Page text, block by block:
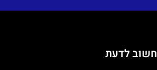
חשוב לדעת